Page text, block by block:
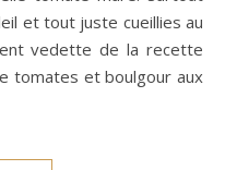
et tout juste cueillies au
vedette de la recette
tomates et boulgour aux